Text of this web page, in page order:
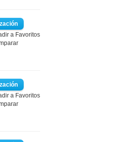
a Favoritos
a Favoritos